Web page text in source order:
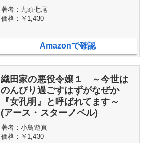
著者： 九頭七尾
価格： ￥1,430
Amazonで確認
織田家の悪役令嬢１ ～今世は
のんびり過ごすはずがなぜか
『女孔明』と呼ばれてます～
(アース・スターノベル)
著者： 小鳥遊真
価格： ￥1,430